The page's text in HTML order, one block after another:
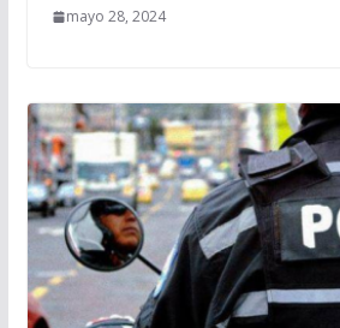
mayo 28, 2024